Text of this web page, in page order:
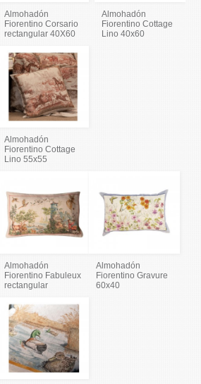
Almohadón
Fiorentino Corsario
rectangular 40X60
Almohadón
Fiorentino Cottage
Lino 40x60
Almohadón
Fiorentino Cottage
Lino 55x55
Almohadón
Fiorentino Fabuleux
rectangular
Almohadón
Fiorentino Gravure
60x40